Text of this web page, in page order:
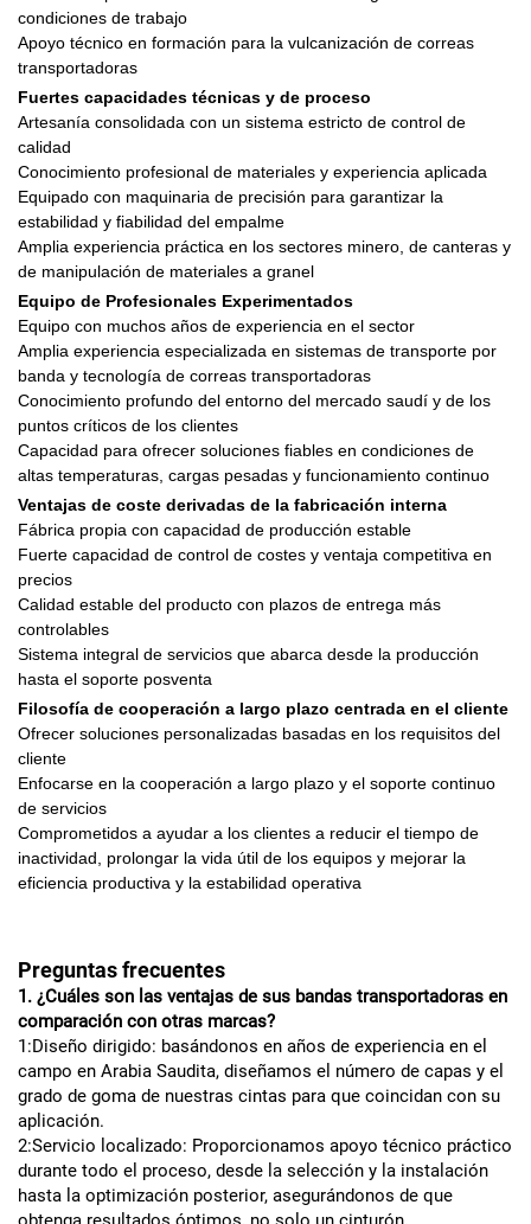
condiciones de trabajo
Apoyo técnico en formación para la vulcanización de correas
transportadoras
Fuertes capacidades técnicas y de proceso
Artesanía consolidada con un sistema estricto de control de
calidad
Conocimiento profesional de materiales y experiencia aplicada
Equipado con maquinaria de precisión para garantizar la
estabilidad y fiabilidad del empalme
Amplia experiencia práctica en los sectores minero, de canteras y
de manipulación de materiales a granel
Equipo de Profesionales Experimentados
Equipo con muchos años de experiencia en el sector
Amplia experiencia especializada en sistemas de transporte por
banda y tecnología de correas transportadoras
Conocimiento profundo del entorno del mercado saudí y de los
puntos críticos de los clientes
Capacidad para ofrecer soluciones fiables en condiciones de
altas temperaturas, cargas pesadas y funcionamiento continuo
Ventajas de coste derivadas de la fabricación interna
Fábrica propia con capacidad de producción estable
Fuerte capacidad de control de costes y ventaja competitiva en
precios
Calidad estable del producto con plazos de entrega más
controlables
Sistema integral de servicios que abarca desde la producción
hasta el soporte posventa
Filosofía de cooperación a largo plazo centrada en el cliente
Ofrecer soluciones personalizadas basadas en los requisitos del
cliente
Enfocarse en la cooperación a largo plazo y el soporte continuo
de servicios
Comprometidos a ayudar a los clientes a reducir el tiempo de
inactividad, prolongar la vida útil de los equipos y mejorar la
eficiencia productiva y la estabilidad operativa
Preguntas frecuentes
1. ¿Cuáles son las ventajas de sus bandas transportadoras en
comparación con otras marcas?
1:Diseño dirigido: basándonos en años de experiencia en el
campo en Arabia Saudita, diseñamos el número de capas y el
grado de goma de nuestras cintas para que coincidan con su
aplicación.
2:Servicio localizado: Proporcionamos apoyo técnico práctico
durante todo el proceso, desde la selección y la instalación
hasta la optimización posterior, asegurándonos de que